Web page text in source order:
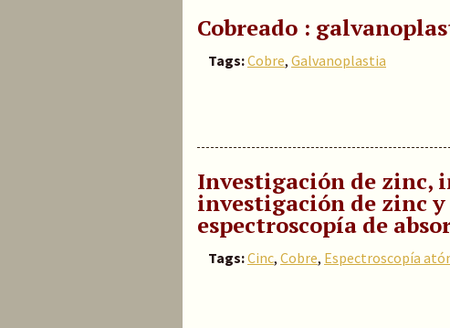
Cobreado :
Tags:Cobre, Galvanoplastia
Investigación de zinc,
investigación de zinc
espectroscopía de
Tags:Cinc, Cobre, Espectroscopía